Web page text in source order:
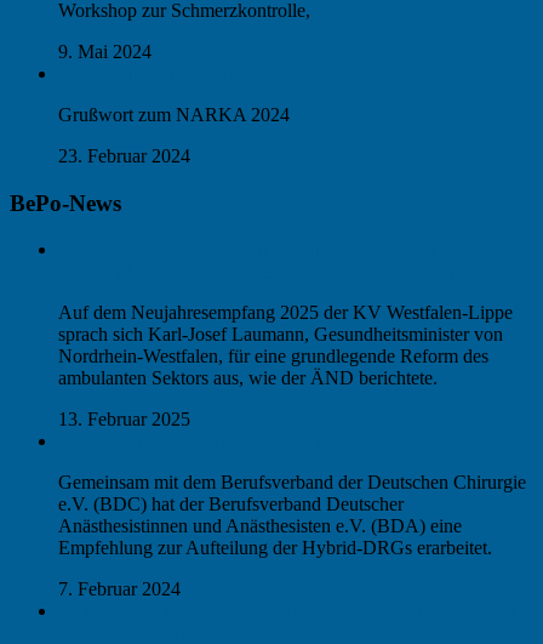
Workshop zur Schmerzkontrolle,
9. Mai 2024
Grußwort zum NARKA 2024
23. Februar 2024
BePo-News
Auf dem Neujahresempfang 2025 der KV Westfalen-Lippe
sprach sich Karl-Josef Laumann, Gesundheitsminister von
Nordrhein-Westfalen, für eine grundlegende Reform des
ambulanten Sektors aus, wie der ÄND berichtete.
13. Februar 2025
Gemeinsam mit dem Berufsverband der Deutschen Chirurgie
e.V. (BDC) hat der Berufsverband Deutscher
Anästhesistinnen und Anästhesisten e.V. (BDA) eine
Empfehlung zur Aufteilung der Hybrid-DRGs erarbeitet.
7. Februar 2024